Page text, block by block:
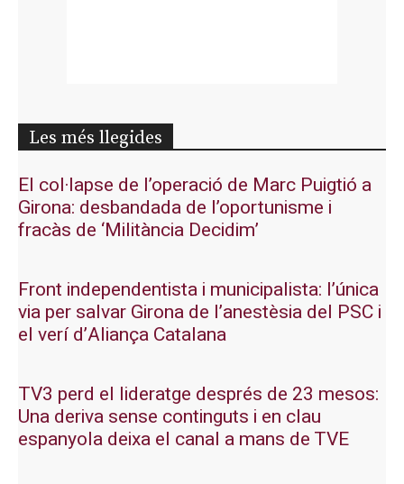
Les més llegides
El col·lapse de l’operació de Marc Puigtió a
Girona: desbandada de l’oportunisme i
fracàs de ‘Militància Decidim’
Front independentista i municipalista: l’única
via per salvar Girona de l’anestèsia del PSC i
el verí d’Aliança Catalana
TV3 perd el lideratge després de 23 mesos:
Una deriva sense continguts i en clau
espanyola deixa el canal a mans de TVE